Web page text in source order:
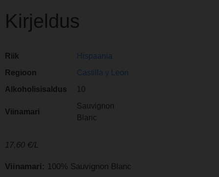
Kirjeldus
Riik
Hispaania
Regioon
Castilla y Leon
Alkoholisisaldus
10
Viinamari
Sauvignon
Blanc
17,60 €/L
Viinamari: 100% Sauvignon Blanc